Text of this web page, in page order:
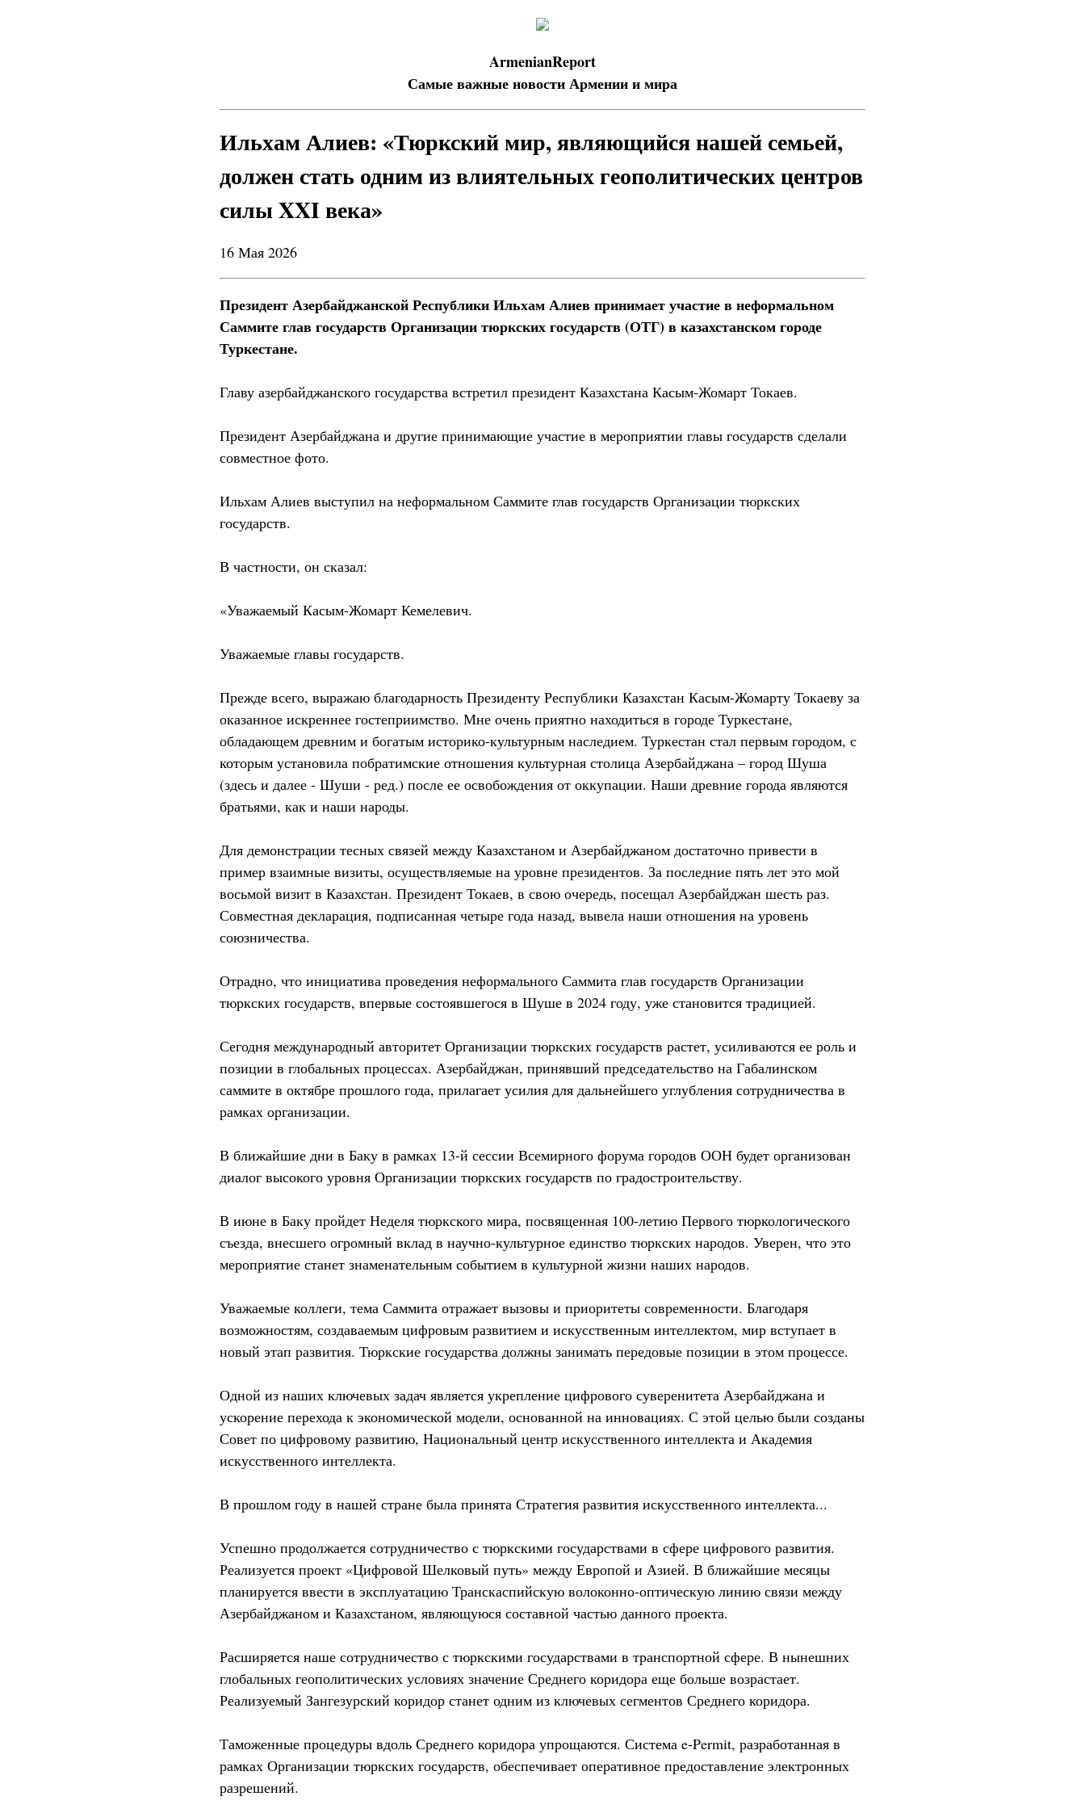
ArmenianReport
Самые важные новости Армении и мира
Ильхам Алиев: «Тюркский мир, являющийся нашей семьей,
должен стать одним из влиятельных геополитических центров
силы XXI века»
16 Мая 2026
Президент Азербайджанской Республики Ильхам Алиев принимает участие в неформальном
Саммите глав государств Организации тюркских государств (ОТГ) в казахстанском городе
Туркестане.
Главу азербайджанского государства встретил президент Казахстана Касым-Жомарт Токаев.
Президент Азербайджана и другие принимающие участие в мероприятии главы государств сделали
совместное фото.
Ильхам Алиев выступил на неформальном Саммите глав государств Организации тюркских
государств.
В частности, он сказал:
«Уважаемый Касым-Жомарт Кемелевич.
Уважаемые главы государств.
Прежде всего, выражаю благодарность Президенту Республики Казахстан Касым-Жомарту Токаеву за
оказанное искреннее гостеприимство. Мне очень приятно находиться в городе Туркестане,
обладающем древним и богатым историко-культурным наследием. Туркестан стал первым городом, с
которым установила побратимские отношения культурная столица Азербайджана – город Шуша
(здесь и далее - Шуши - ред.) после ее освобождения от оккупации. Наши древние города являются
братьями, как и наши народы.
Для демонстрации тесных связей между Казахстаном и Азербайджаном достаточно привести в
пример взаимные визиты, осуществляемые на уровне президентов. За последние пять лет это мой
восьмой визит в Казахстан. Президент Токаев, в свою очередь, посещал Азербайджан шесть раз.
Совместная декларация, подписанная четыре года назад, вывела наши отношения на уровень
союзничества.
Отрадно, что инициатива проведения неформального Саммита глав государств Организации
тюркских государств, впервые состоявшегося в Шуше в 2024 году, уже становится традицией.
Сегодня международный авторитет Организации тюркских государств растет, усиливаются ее роль и
позиции в глобальных процессах. Азербайджан, принявший председательство на Габалинском
саммите в октябре прошлого года, прилагает усилия для дальнейшего углубления сотрудничества в
рамках организации.
В ближайшие дни в Баку в рамках 13-й сессии Всемирного форума городов ООН будет организован
диалог высокого уровня Организации тюркских государств по градостроительству.
В июне в Баку пройдет Неделя тюркского мира, посвященная 100-летию Первого тюркологического
съезда, внесшего огромный вклад в научно-культурное единство тюркских народов. Уверен, что это
мероприятие станет знаменательным событием в культурной жизни наших народов.
Уважаемые коллеги, тема Саммита отражает вызовы и приоритеты современности. Благодаря
возможностям, создаваемым цифровым развитием и искусственным интеллектом, мир вступает в
новый этап развития. Тюркские государства должны занимать передовые позиции в этом процессе.
Одной из наших ключевых задач является укрепление цифрового суверенитета Азербайджана и
ускорение перехода к экономической модели, основанной на инновациях. С этой целью были созданы
Совет по цифровому развитию, Национальный центр искусственного интеллекта и Академия
искусственного интеллекта.
В прошлом году в нашей стране была принята Стратегия развития искусственного интеллекта...
Успешно продолжается сотрудничество с тюркскими государствами в сфере цифрового развития.
Реализуется проект «Цифровой Шелковый путь» между Европой и Азией. В ближайшие месяцы
планируется ввести в эксплуатацию Транскаспийскую волоконно-оптическую линию связи между
Азербайджаном и Казахстаном, являющуюся составной частью данного проекта.
Расширяется наше сотрудничество с тюркскими государствами в транспортной сфере. В нынешних
глобальных геополитических условиях значение Среднего коридора еще больше возрастает.
Реализуемый Зангезурский коридор станет одним из ключевых сегментов Среднего коридора.
Таможенные процедуры вдоль Среднего коридора упрощаются. Система e-Permit, разработанная в
рамках Организации тюркских государств, обеспечивает оперативное предоставление электронных
разрешений.